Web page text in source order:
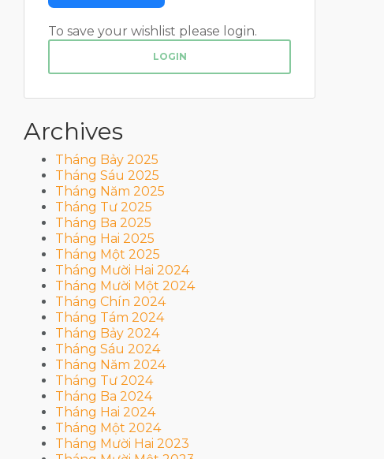
To save your wishlist please login.
LOGIN
Archives
Tháng Bảy 2025
Tháng Sáu 2025
Tháng Năm 2025
Tháng Tư 2025
Tháng Ba 2025
Tháng Hai 2025
Tháng Một 2025
Tháng Mười Hai 2024
Tháng Mười Một 2024
Tháng Chín 2024
Tháng Tám 2024
Tháng Bảy 2024
Tháng Sáu 2024
Tháng Năm 2024
Tháng Tư 2024
Tháng Ba 2024
Tháng Hai 2024
Tháng Một 2024
Tháng Mười Hai 2023